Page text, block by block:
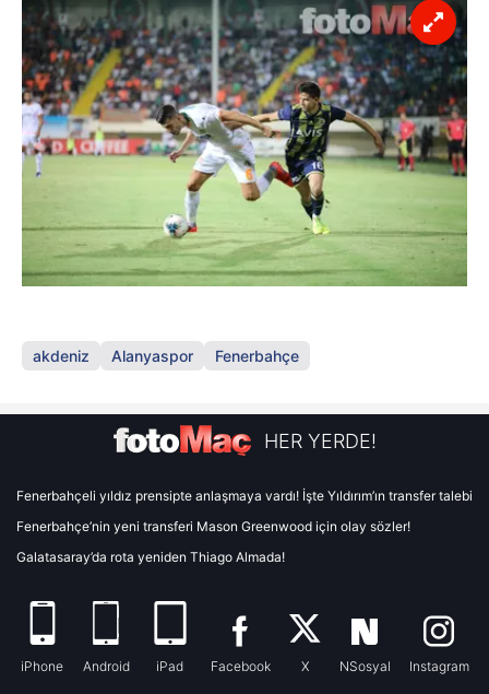
akdeniz Alanyaspor Fenerbahçe
HER YERDE!
Fenerbahçeli yıldız prensipte anlaşmaya vardı! İşte Yıldırım’ın transfer talebi
Fenerbahçe’nin yeni transferi Mason Greenwood için olay sözler!
Galatasaray’da rota yeniden Thiago Almada!
iPhone Android iPad Facebook X NSosyal Instagram